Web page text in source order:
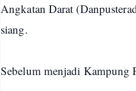
Angkatan Darat
siang.
Sebelum menjadi Kampung